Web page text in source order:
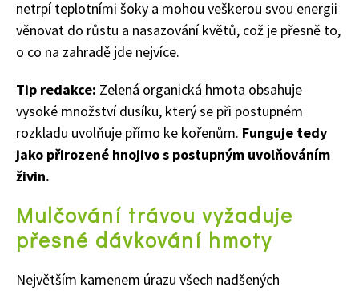
netrpí teplotními šoky a mohou veškerou svou energii
věnovat do růstu a nasazování květů, což je přesně to,
o co na zahradě jde nejvíce.
Tip redakce: Zelená organická hmota obsahuje
vysoké množství dusíku, který se při postupném
rozkladu uvolňuje přímo ke kořenům. Funguje tedy
jako přirozené hnojivo s postupným uvolňováním
živin.
Mulčování trávou vyžaduje
přesné dávkování hmoty
Největším kamenem úrazu všech nadšených